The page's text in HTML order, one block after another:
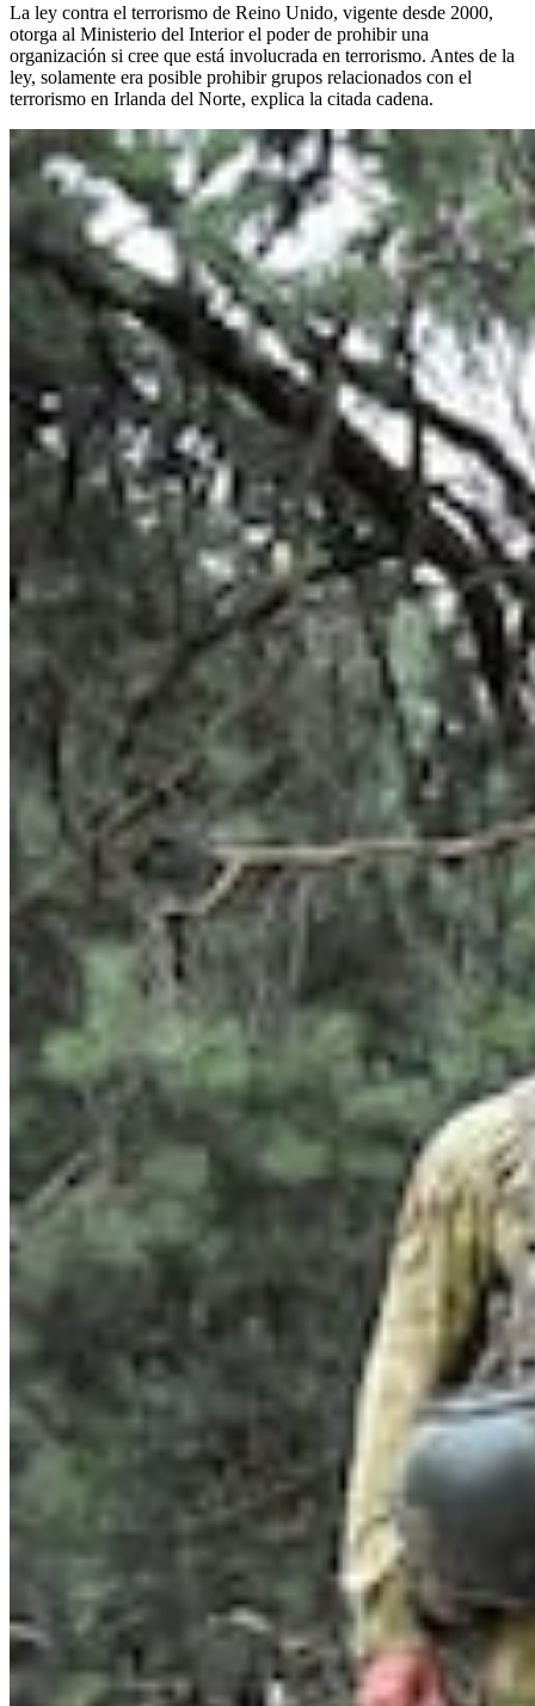
La ley contra el terrorismo de Reino Unido, vigente desde 2000,
otorga al Ministerio del Interior el poder de prohibir una
organización si cree que está involucrada en terrorismo. Antes de la
ley, solamente era posible prohibir grupos relacionados con el
terrorismo en Irlanda del Norte, explica la citada cadena.